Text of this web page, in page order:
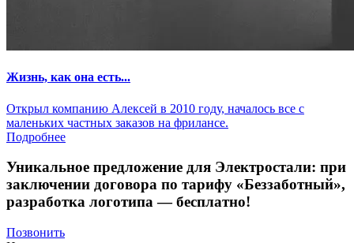
Жизнь, как она есть...
Открыл компанию Алексей в 2010 году, началось все с
маленьких частных заказов на фрилансе.
Подробнее
Уникальное предложение для Электростали: при
заключении договора по тарифу «Беззаботный»,
разработка логотипа — бесплатно!
Позвонить